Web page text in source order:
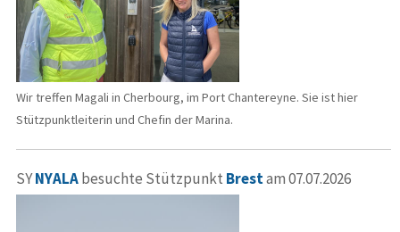
Wir treffen Magali in Cherbourg, im Port Chantereyne. Sie ist hier
Stützpunktleiterin und Chefin der Marina.
SYNYALAbesuchte Stützpunkt Brestam 07.07.2026